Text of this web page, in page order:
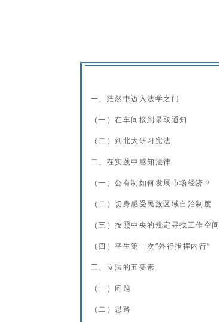
一、茫然中迈入法学之门
（一）在车间接到录取通知
（二）到北大研习宪法
二、在实践中感知法律
（一）公有制如何发展市场经济？
（二）切身感受民族区域自治制度
（三）按照中央的规定寻找工作空间
（四）平生第一次“外行指挥内行”
三、立法的五要素
（一）问题
（二）思路